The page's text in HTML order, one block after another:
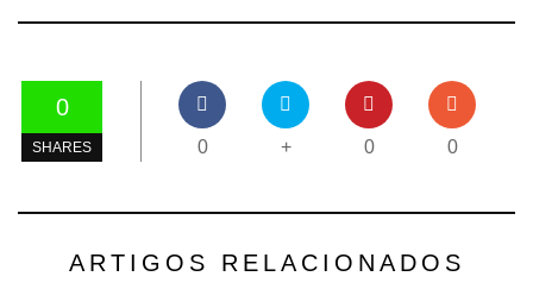
0
SHARES 0 + 0 0
ARTIGOS RELACIONADOS